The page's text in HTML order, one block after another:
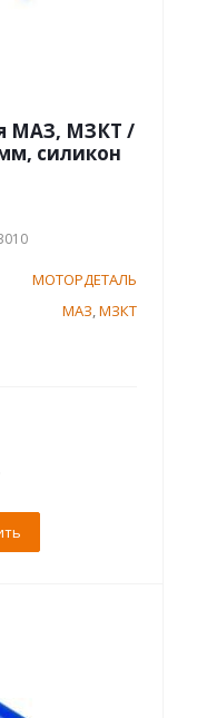
МАЗ, МЗКТ /
силикон
МОТОРДЕТАЛЬ
МАЗ,МЗКТ